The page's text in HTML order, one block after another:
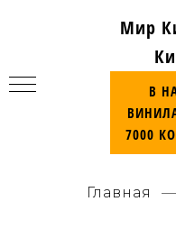
Мир
В
7000
Главная